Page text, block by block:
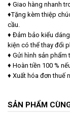
♦ Giao hàng nhanh
♦Tặng kèm thiệp
cầu.
♦ Đảm bảo kiểu
kiện có thể thay đổi
♦ Gửi hình sản phẩm
♦ Hoàn tiền 100 %
♦ Xuất hóa đơn thuế
SẢN PHẨM